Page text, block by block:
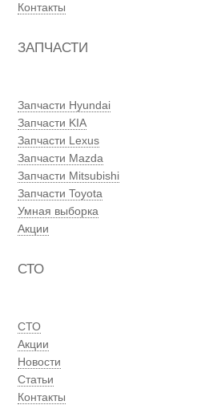
Контакты
ЗАПЧАСТИ
Запчасти Hyundai
Запчасти KIA
Запчасти Lexus
Запчасти Mazda
Запчасти Mitsubishi
Запчасти Toyota
Умная выборка
Акции
СТО
СТО
Акции
Новости
Статьи
Контакты